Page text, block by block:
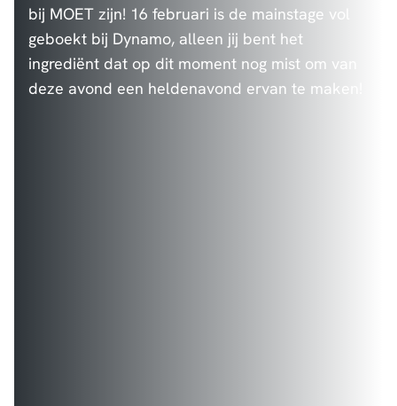
bij MOET zijn! 16 februari is de mainstage vol
geboekt bij Dynamo, alleen jij bent het
ingrediënt dat op dit moment nog mist om van
deze avond een heldenavond ervan te maken!